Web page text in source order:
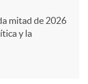
mitad de 2026
y la